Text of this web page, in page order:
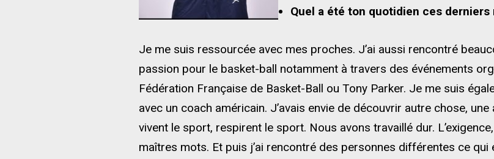
Quel a été ton quotidien ces derniers
Je me suis ressourcée avec mes proches. J’ai aussi rencontré
passion pour le basket-ball notamment à travers des événements
Fédération Française de Basket-Ball ou Tony Parker. Je me suis
avec un coach américain. J’avais envie de découvrir autre chose,
vivent le sport, respirent le sport. Nous avons travaillé dur.
maîtres mots. Et puis j’ai rencontré des personnes différentes ce qui